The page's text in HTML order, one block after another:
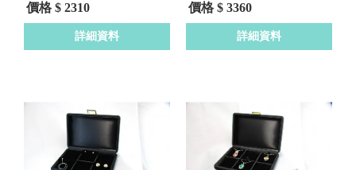
價格 $ 2310
詳細資料
價格 $ 3360
詳細資料